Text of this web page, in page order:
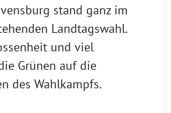
stand ganz im
Landtagswahl.
und viel
Grünen auf die
des Wahlkampfs.